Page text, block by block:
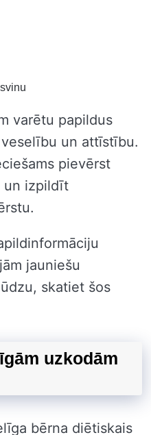
varētu papildus
un attīstību.
pievērst
un izpildīt
jauniešu
skatiet šos
uzkodām
bērna diētiskais